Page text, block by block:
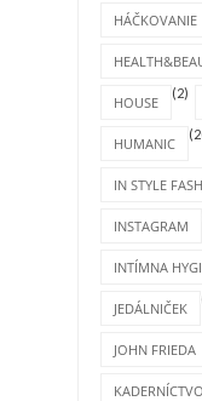
HÁČKOVANIE
HOUSE
(2)
HUMANIC
IN STYLE
INSTAGRAM
INTÍMNA
JEDÁLNIČEK
JOHN FRIEDA
KADERNÍCTVO